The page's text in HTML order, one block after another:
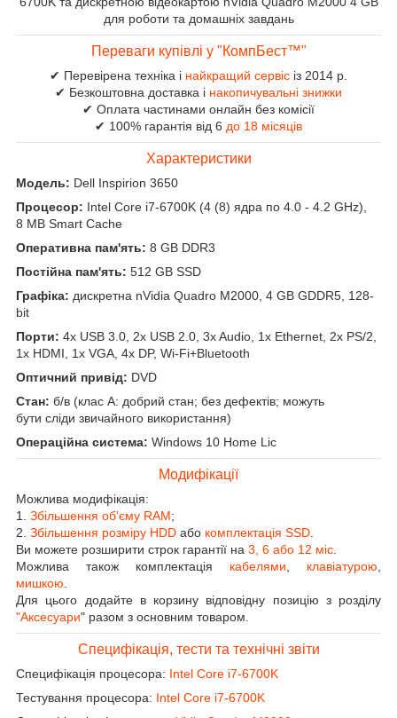
для роботи та домашніх завдань
Переваги купівлі у "КомпБест™"
✔ Перевірена техніка і найкращий сервіс із 2014 р.
✔ Безкоштовна доставка і накопичувальні знижки
✔ Оплата частинами онлайн без комісії
✔ 100% гарантія від 6 до 18 місяців
Характеристики
Модель: Dell Inspirion 3650
Процесор: Intel Core i7-6700K (4 (8) ядра по 4.0 - 4.2 GHz),
8 MB Smart Cache
Оперативна пам'ять: 8 GB DDR3
Постійна пам'ять: 512 GB SSD
Графіка: дискретна nVidia Quadro M2000, 4 GB GDDR5, 128-
bit
Порти: 4x USB 3.0, 2x USB 2.0, 3x Audio, 1x Ethernet, 2x PS/2,
1x HDMI, 1x VGA, 4x DP, Wi-Fi+Bluetooth
Оптичний привід: DVD
Стан: б/в (клас А: добрий стан; без дефектів; можуть
бути сліди звичайного використання)
Операційна система: Windows 10 Home Lic
Модифікації
Можлива модифікація:
1. Збільшення об'єму RAM;
2. Збільшення розміру HDD або комплектація SSD
Ви можете розширити строк гарантії на 3, 6 або 12 міс
Можлива також комплектація кабелями клавіатурою
мишкою
Для цього додайте в корзину відповідну позицію з розділу
"Аксесуари" разом з основним товаром.
Специфікація, тести та технічні звіти
Специфікація процесора: Intel Core i7-6700K
Тестування процесора: Intel Core i7-6700K